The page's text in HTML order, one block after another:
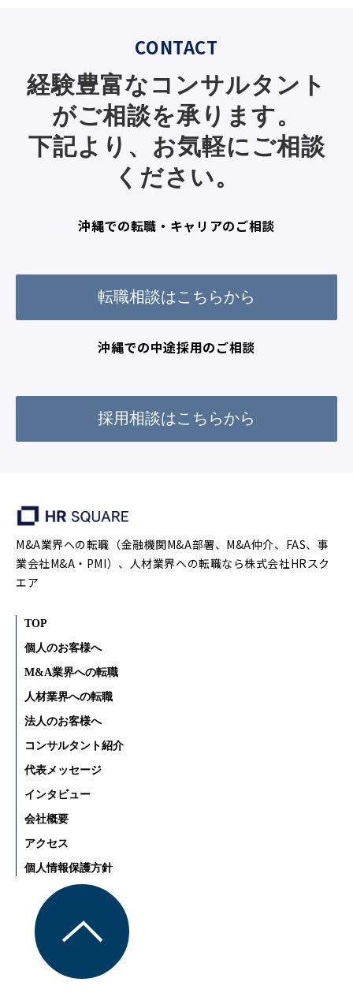
CONTACT
経験豊富なコンサルタント
がご相談を承ります。
下記より、お気軽にご相談
ください。
沖縄での転職・キャリアのご相談
転職相談はこちらから
沖縄での中途採用のご相談
採用相談はこちらから
M&A業界への転職（金融機関M&A部署、M&A仲介、FAS、事
業会社M&A・PMI）、人材業界への転職なら株式会社HRスク
エア
TOP
個人のお客様へ
M&A業界への転職
人材業界への転職
法人のお客様へ
コンサルタント紹介
代表メッセージ
インタビュー
会社概要
アクセス
個人情報保護方針